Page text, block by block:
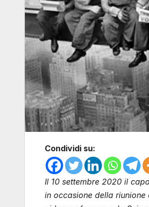
Condividi su:
Il 10 settembre 2020 il
in occasione della